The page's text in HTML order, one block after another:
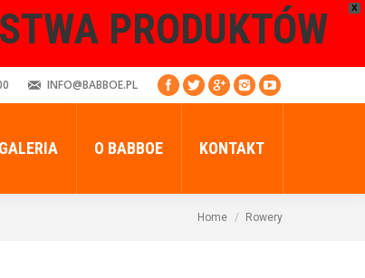
X
PRODUKTÓW
INFO@BABBOE.PL
GALERIA O BABBOE KONTAKT
Home Rowery